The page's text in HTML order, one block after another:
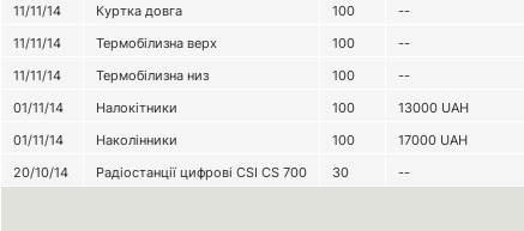
11/11/14
Куртка довга 100 --
11/11/14
Термобілизна верх 100 --
11/11/14
Термобілизна низ 100 --
01/11/14
Налокітники 100 13000 UAH
01/11/14
Наколінники 100 17000 UAH
20/10/14
Радіостанції цифрові CSI CS 700 30 --